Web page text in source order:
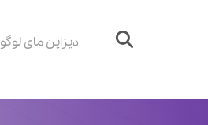
دیزاین مای لوگو